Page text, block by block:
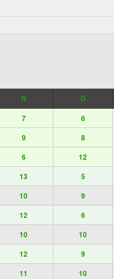
N D
7 6
9 8
6 12
13 5
10 9
12 6
10 10
12 9
11 10